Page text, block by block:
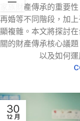
家族財產傳承的重要
再婚等不同階段，加
顯複雜。本文將探討
關的財產傳承核心議
以及如何
30
12 月